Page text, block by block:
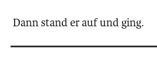
Dann stand er auf und ging.